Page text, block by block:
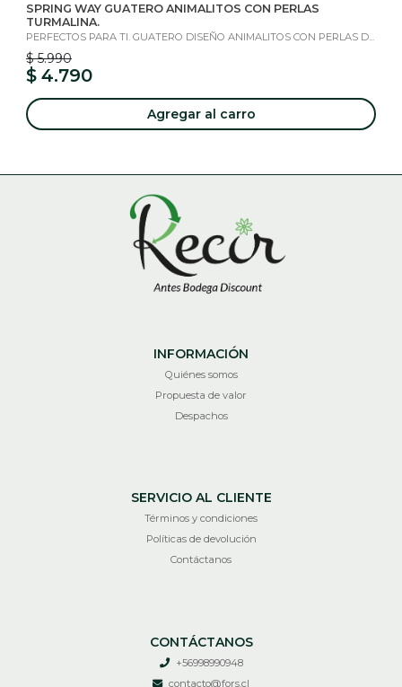
SPRING WAY GUATERO ANIMALITOS CON PERLAS
TURMALINA.
PERFECTOS PARA TI. GUATERO DISEÑO ANIMALITOS CON PERLAS D...
$ 5.990
$ 4.790
Agregar al carro
INFORMACIÓN
Quiénes somos
Propuesta de valor
Despachos
SERVICIO AL CLIENTE
Términos y condiciones
Políticas de devolución
Contáctanos
CONTÁCTANOS
+56998990948
contacto@fors.cl